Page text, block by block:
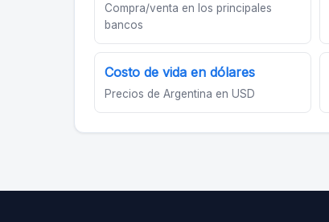
Compra/venta en los principales
bancos
Costo de vida en dólares
Precios de Argentina en USD